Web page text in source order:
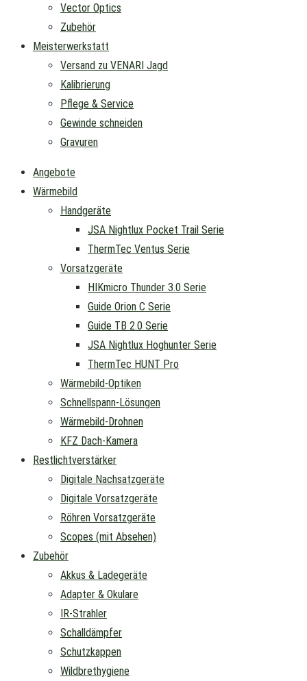
Vector Optics
Zubehör
Meisterwerkstatt
Versand zu VENARI Jagd
Kalibrierung
Pflege & Service
Gewinde schneiden
Gravuren
Angebote
Wärmebild
Handgeräte
JSA Nightlux Pocket Trail Serie
ThermTec Ventus Serie
Vorsatzgeräte
HIKmicro Thunder 3.0 Serie
Guide Orion C Serie
Guide TB 2.0 Serie
JSA Nightlux Hoghunter Serie
ThermTec HUNT Pro
Wärmebild-Optiken
Schnellspann-Lösungen
Wärmebild-Drohnen
KFZ Dach-Kamera
Restlichtverstärker
Digitale Nachsatzgeräte
Digitale Vorsatzgeräte
Röhren Vorsatzgeräte
Scopes (mit Absehen)
Zubehör
Akkus & Ladegeräte
Adapter & Okulare
IR-Strahler
Schalldämpfer
Schutzkappen
Wildbrethygiene